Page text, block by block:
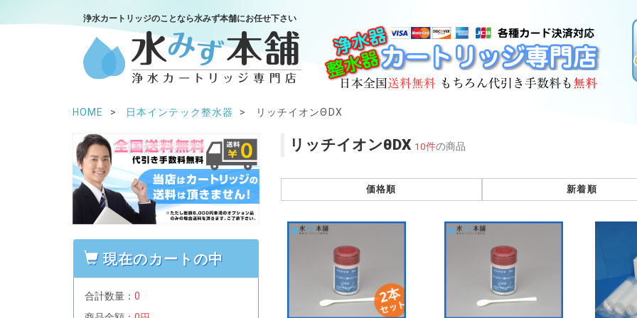
浄水カートリッジのことなら水みず本舗にお任せ下さい
HOME 日本インテック整水器 リッチイオンΘDX
リッチイオンθDX 10件の商品
価格順 新着順
現在のカートの中
合計数量： 0